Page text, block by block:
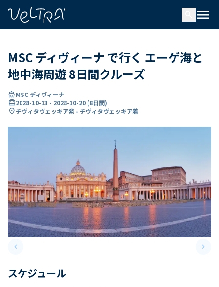
menu
MSC ディヴィーナ で行く エーゲ海と
地中海周遊 8日間クルーズ
directions_boatMSC ディヴィーナ
card_travel2028-10-13 - 2028-10-20 (8日間)
location_onチヴィタヴェッキア発 - チヴィタヴェッキア着
keyboard_arrow_leftPrevious slide keyboard_arrow_right
スケジュール